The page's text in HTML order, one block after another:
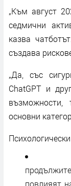
„Към август
седмични
казва
създава
„Да, със
ChatGPT и
основни
повлияят